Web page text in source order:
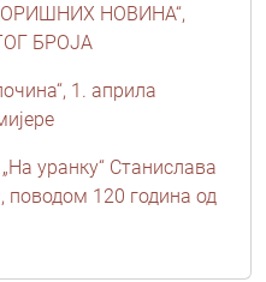
НОВИНА“,
БРОЈА
1. априла
уранку“ Станислава
поводом 120 година од